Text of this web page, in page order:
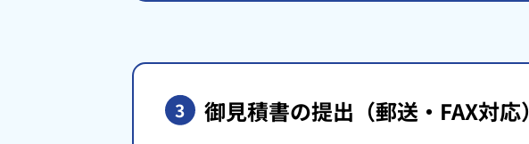
3 御見積書の提出 （郵送・FAX対応）